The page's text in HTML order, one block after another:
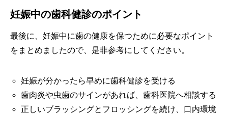
妊娠中の歯科健診のポイント
最後に、妊娠中に歯の健康を保つために必要なポイント
をまとめましたので、是非参考にしてください。
妊娠が分かったら早めに歯科健診を受ける
歯肉炎や虫歯のサインがあれば、歯科医院へ相談する
正しいブラッシングとフロッシングを続け、口内環境